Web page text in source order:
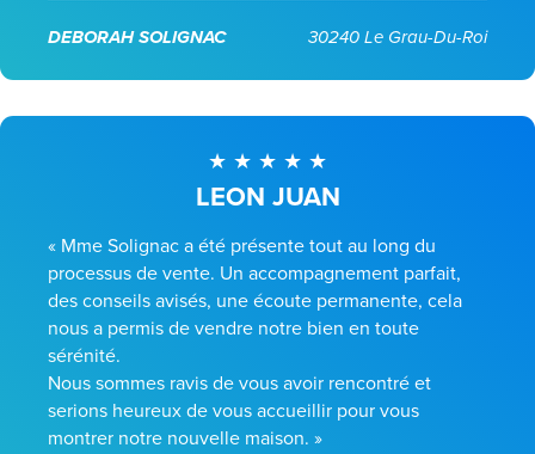
DEBORAH SOLIGNAC 30240 Le Grau-Du-Roi
LEON JUAN
« Mme Solignac a été présente tout au long du
processus de vente. Un accompagnement parfait,
des conseils avisés, une écoute permanente, cela
nous a permis de vendre notre bien en toute
sérénité.
Nous sommes ravis de vous avoir rencontré et
serions heureux de vous accueillir pour vous
montrer notre nouvelle maison. »